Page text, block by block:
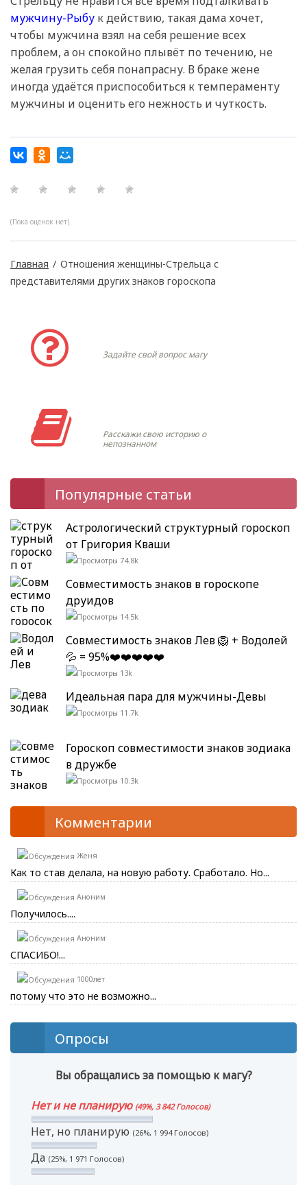
мужчину-Рыбу к действию, такая дама хочет,
чтобы мужчина взял на себя решение всех
проблем, а он спокойно плывёт по течению, не
желая грузить себя понапрасну. В браке жене
иногда удаётся приспособиться к темпераменту
мужчины и оценить его нежность и чуткость.
(Пока оценок нет)
Главная / Отношения женщины-Стрельца с
представителями других знаков гороскопа
Задайте свой вопрос магу
Расскажи свою историю о
непознанном
Популярные статьи
Астрологический структурный гороскоп
от Григория Кваши
74.8k
Совместимость знаков в гороскопе
друидов
14.5k
Совместимость знаков Лев 🦁 + Водолей
💦 = 95%❤️❤️❤️❤️❤️
13k
Идеальная пара для мужчины-Девы
11.7k
Гороскоп совместимости знаков зодиака
в дружбе
10.3k
Комментарии
Женя
Как то став делала, на новую работу. Сработало. Но...
Аноним
Получилось....
Аноним
СПАСИБО!...
1000лет
потому что это не возможно...
Опросы
Вы обращались за помощью к магу?
Нет и не планирую (49%, 3 842 Голосов)
Нет, но планирую (26%, 1 994 Голосов)
Да (25%, 1 971 Голосов)